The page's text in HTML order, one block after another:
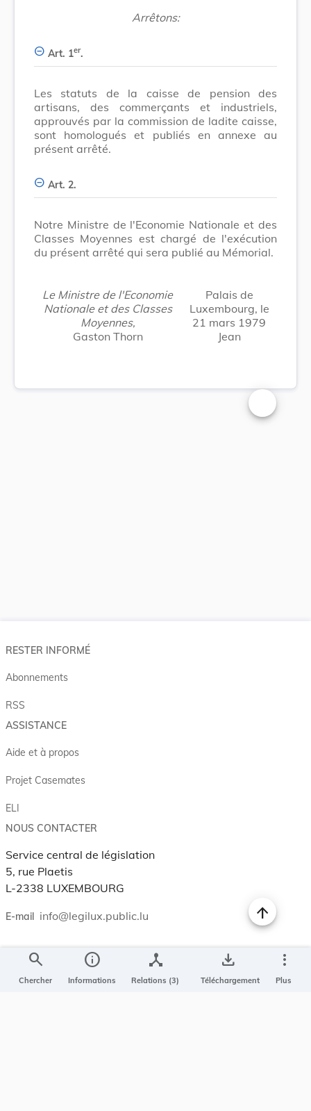
Arrêtons:
Art. 1er.
Les statuts de la caisse de pension des
artisans, des commerçants et industriels,
approuvés par la commission de ladite caisse,
sont homologués et publiés en annexe au
présent arrêté.
Art. 2.
Notre Ministre de l'Economie Nationale et des
Classes Moyennes est chargé de l'exécution
du présent arrêté qui sera publié au Mémorial.
Le Ministre de l'Economie
Nationale et des Classes
Moyennes,
Gaston Thorn
Palais de
Luxembourg, le
21 mars 1979
Jean
Changer la
search
Chercher
info
Informations
device_hub
Relations (3)
save_alt
Téléchargement
more_vert
Plus
RESTER INFORMÉ
Abonnements
RSS
ASSISTANCE
Aide et à propos
Projet Casemates
ELI
NOUS CONTACTER
Service central de législation
5, rue Plaetis
L-2338 LUXEMBOURG
E-mail info@legilux.public.lu
My LegiBox , votre espace personnel.
Se connecter